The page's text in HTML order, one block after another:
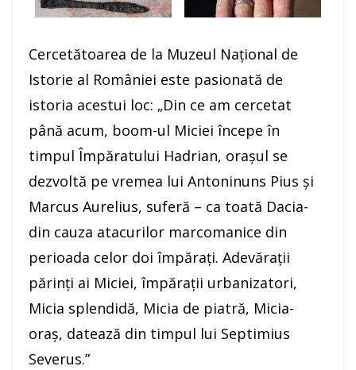
Cercetătoarea de la Muzeul Naţional de
Istorie al României este pasionată de
istoria acestui loc: „Din ce am cercetat
până acum, boom-ul Miciei începe în
timpul Împăratului Hadrian, oraşul se
dezvoltă pe vremea lui Antoninuns Pius şi
Marcus Aurelius, suferă – ca toată Dacia-
din cauza atacurilor marcomanice din
perioada celor doi împăraţi. Adevăraţii
părinţi ai Miciei, împăraţii urbanizatori,
Micia splendidă, Micia de piatră, Micia-
oraş, datează din timpul lui Septimius
Severus.”